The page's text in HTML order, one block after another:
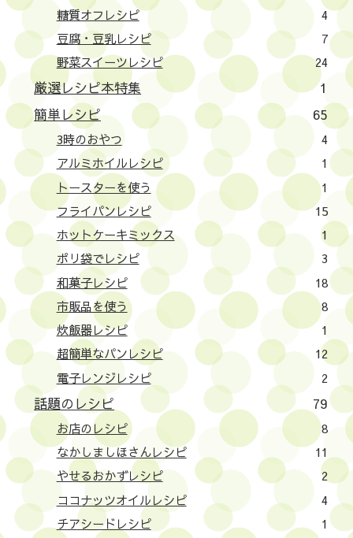
糖質オフレシピ
4
豆腐・豆乳レシピ
7
野菜スイーツレシピ
24
厳選レシピ本特集
1
簡単レシピ
65
3時のおやつ
4
アルミホイルレシピ
1
トースターを使う
1
フライパンレシピ
15
ホットケーキミックス
1
ポリ袋でレシピ
3
和菓子レシピ
18
市販品を使う
8
炊飯器レシピ
1
超簡単なパンレシピ
12
電子レンジレシピ
2
話題のレシピ 79
お店のレシピ
8
なかしましほさんレシピ
11
やせるおかずレシピ
2
ココナッツオイルレシピ
4
チアシードレシピ
1